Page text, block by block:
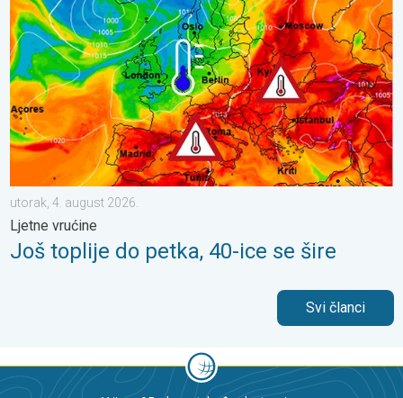
utorak, 4. august 2026.
Ljetne vrućine
Još toplije do petka, 40-ice se šire
Svi članci